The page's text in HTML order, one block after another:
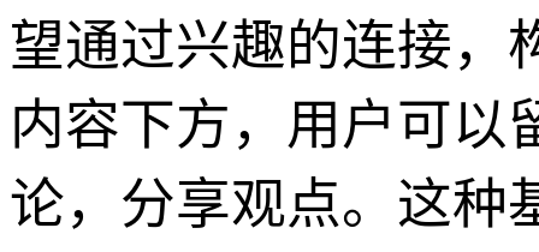
望通过兴趣的连接，
内容下方，用户可以
论，分享观点。这种